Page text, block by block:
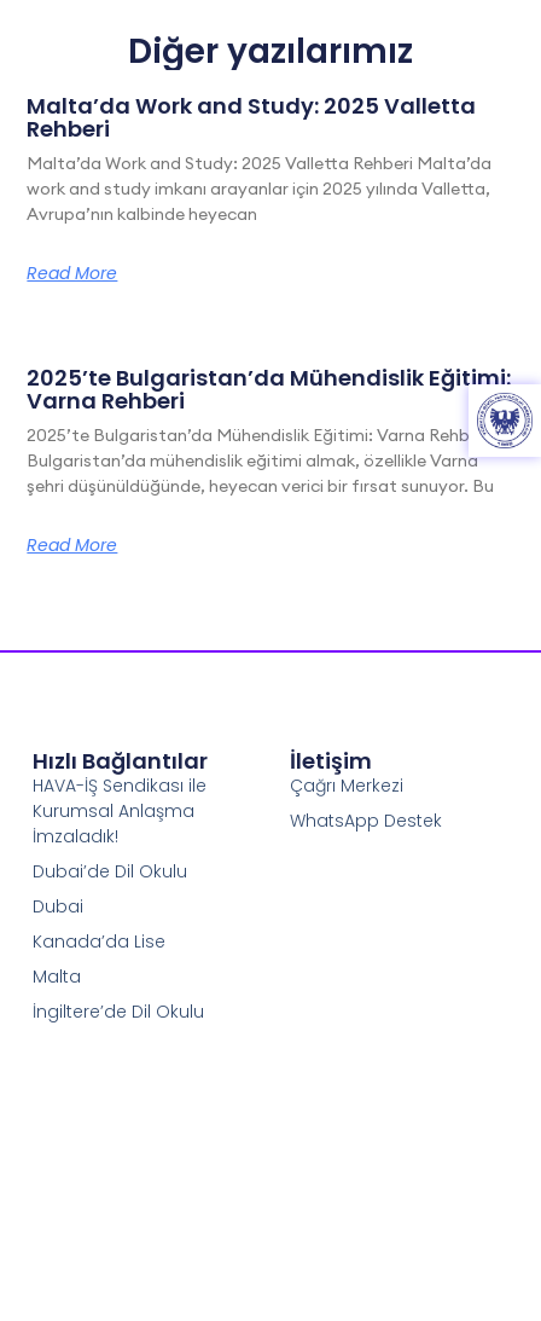
Diğer yazılarımız
Malta’da Work and Study: 2025 Valletta
Rehberi
Malta’da Work and Study: 2025 Valletta Rehberi Malta’da
work and study imkanı arayanlar için 2025 yılında Valletta,
Avrupa’nın kalbinde heyecan
Read More
2025’te Bulgaristan’da Mühendislik Eğitimi:
Varna Rehberi
2025’te Bulgaristan’da Mühendislik Eğitimi: Varna Rehberi
Bulgaristan’da mühendislik eğitimi almak, özellikle Varna
şehri düşünüldüğünde, heyecan verici bir fırsat sunuyor. Bu
Read More
Hızlı Bağlantılar
HAVA-İŞ Sendikası ile
Kurumsal Anlaşma
İmzaladık!
Dubai’de Dil Okulu
Dubai
Kanada’da Lise
Malta
İngiltere’de Dil Okulu
İletişim
Çağrı Merkezi
WhatsApp Destek